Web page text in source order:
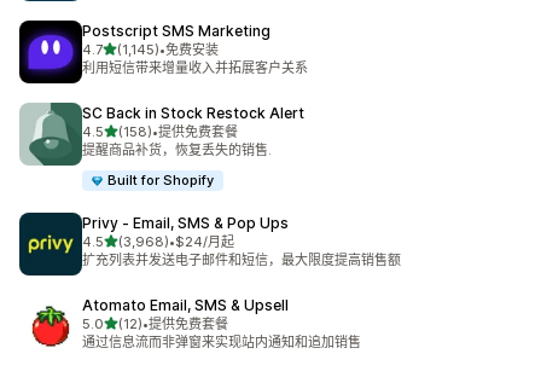
Postscript SMS Marketing
4.7星（满分 5 星）
(1,145)
总共 1145 条评论
•免费安装
利用短信带来增量收入并拓展客户关系
SC Back in Stock Restock Alert
4.5星（满分 5 星）
(158)
总共 158 条评论
•提供免费套餐
提醒商品补货，恢复丢失的销售.
Built for Shopify
Privy ‑ Email, SMS & Pop Ups
4.5星（满分 5 星）
(3,968)
总共 3968 条评论
•$24/月起
扩充列表并发送电子邮件和短信，最大限度提高销售额
Atomato Email, SMS & Upsell
5.0星（满分 5 星）
(12)
总共 12 条评论
•提供免费套餐
通过信息流而非弹窗来实现站内通知和追加销售